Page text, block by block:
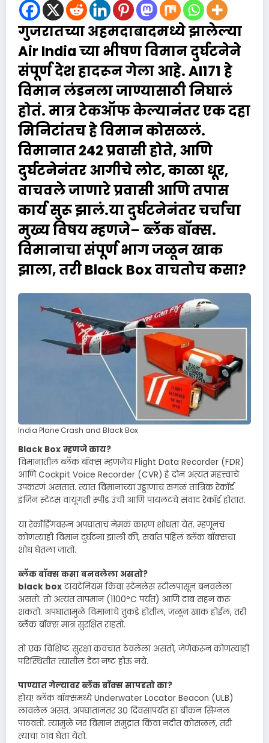
गुजरातच्या अहमदाबादमध्ये झालेल्या
Air India च्या भीषण विमान दुर्घटनेने
संपूर्ण देश हादरून गेला आहे. AI171 हे
विमान लंडनला जाण्यासाठी निघालं
होतं. मात्र टेकऑफ केल्यानंतर एक दहा
मिनिटांतच हे विमान कोसळलं.
विमानात 242 प्रवासी होते, आणि
दुर्घटनेनंतर आगीचे लोट, काळा धूर,
वाचवले जाणारे प्रवासी आणि तपास
कार्य सुरू झालं.या दुर्घटनेनंतर चर्चाचा
मुख्य विषय म्हणजे– ब्लॅक बॉक्स.
विमानाचा संपूर्ण भाग जळून खाक
झाला, तरीBlack Boxवाचतोच कसा?
India Plane Crash and Black Box
Black Box म्हणजे काय?
विमानातील ब्लॅक बॉक्स म्हणजेच Flight Data Recorder (FDR)
आणि Cockpit Voice Recorder (CVR) हे दोन अत्यंत महत्त्वाचे
उपकरणं असतात. त्यात विमानाच्या उड्डाणाचं सगळं तांत्रिक रेकॉर्ड
इंजिन स्टेटस वायूगती स्पीड उंची आणि पायलटचे संवाद रेकॉर्ड होतात.
या रेकॉर्डिंगवरून अपघाताचं नेमकं कारण शोधता येतं. म्हणूनच
कोणत्याही विमान दुर्घटना झाली की, सर्वात पहिलं ब्लॅक बॉक्सचा
शोध घेतला जातो.
ब्लॅक बॉक्स कसा बनवलेला असतो?
black boxटायटेनियम किंवा स्टेनलेस स्टीलपासून बनवलेला
असतो. तो अत्यंत तापमान (1100°C पर्यंत) आणि दाब सहन करू
शकतो. अपघातामुळे विमानाचे तुकडे होतील, जळून खाक होईल, तरी
ब्लॅक बॉक्स मात्र सुरक्षित राहतो.
तो एक विशिष्ट सुरक्षा कवचात ठेवलेला असतो, जेणेकरून कोणत्याही
परिस्थितीत त्यातील डेटा नष्ट होऊ नये.
पाण्यात गेल्यावर ब्लॅक बॉक्स सापडतो का?
होय! ब्लॅक बॉक्समध्ये Underwater Locator Beacon (ULB)
लावलेलं असतं. अपघातानंतर 30 दिवसांपर्यंत हा बीकन सिग्नल
पाठवतो. त्यामुळे जर विमान समुद्रात किंवा नदीत कोसळलं, तरी
त्याचा ठाव घेता येतो.